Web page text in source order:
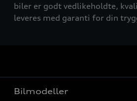
biler er godt vedlikeholdte,
leveres med garanti for din
Bilmodeller